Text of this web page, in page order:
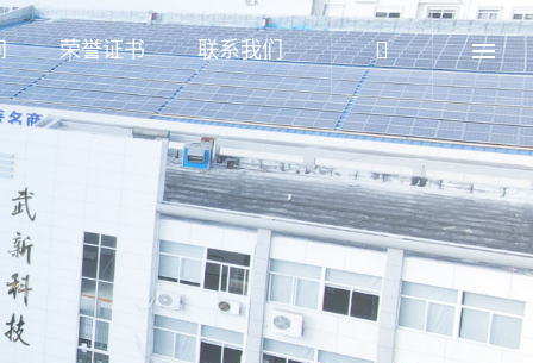
荣誉证书 联系我们